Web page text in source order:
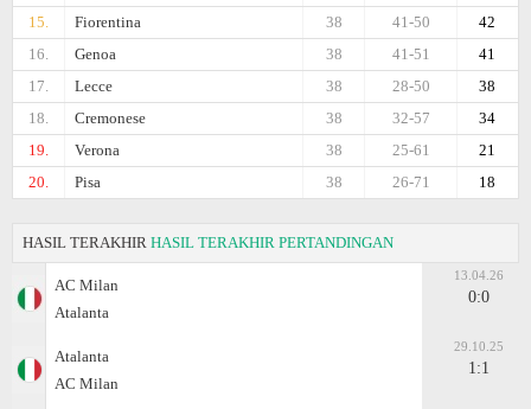
15.
Fiorentina 42
41-50
38
16.
Genoa 41
41-51
38
17.
Lecce 38
28-50
38
18.
Cremonese 34
32-57
38
19.
Verona 21
25-61
38
20.
Pisa 18
26-71
38
HASIL TERAKHIR HASIL TERAKHIR PERTANDINGAN
AC Milan
Atalanta
13.04.26
0:0
Atalanta
AC Milan
29.10.25
1:1